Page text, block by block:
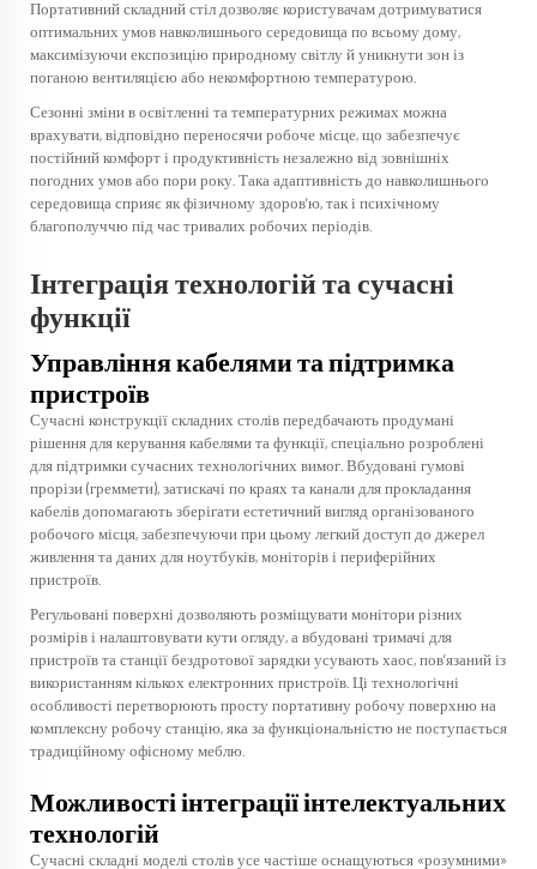
Портативний складний стіл дозволяє користувачам дотримуватися
оптимальних умов навколишнього середовища по всьому дому,
максимізуючи експозицію природному світлу й уникнути зон із
поганою вентиляцією або некомфортною температурою.
Сезонні зміни в освітленні та температурних режимах можна
врахувати, відповідно переносячи робоче місце, що забезпечує
постійний комфорт і продуктивність незалежно від зовнішніх
погодних умов або пори року. Така адаптивність до навколишнього
середовища сприяє як фізичному здоров’ю, так і психічному
благополуччю під час тривалих робочих періодів.
Інтеграція технологій та сучасні
функції
Управління кабелями та підтримка
пристроїв
Сучасні конструкції складних столів передбачають продумані
рішення для керування кабелями та функції, спеціально розроблені
для підтримки сучасних технологічних вимог. Вбудовані гумові
прорізи (греммети), затискачі по краях та канали для прокладання
кабелів допомагають зберігати естетичний вигляд організованого
робочого місця, забезпечуючи при цьому легкий доступ до джерел
живлення та даних для ноутбуків, моніторів і периферійних
пристроїв.
Регульовані поверхні дозволяють розміщувати монітори різних
розмірів і налаштовувати кути огляду, а вбудовані тримачі для
пристроїв та станції бездротової зарядки усувають хаос, пов’язаний із
використанням кількох електронних пристроїв. Ці технологічні
особливості перетворюють просту портативну робочу поверхню на
комплексну робочу станцію, яка за функціональністю не поступається
традиційному офісному меблю.
Можливості інтеграції інтелектуальних
технологій
Сучасні складні моделі столів усе частіше оснащуються «розумними»